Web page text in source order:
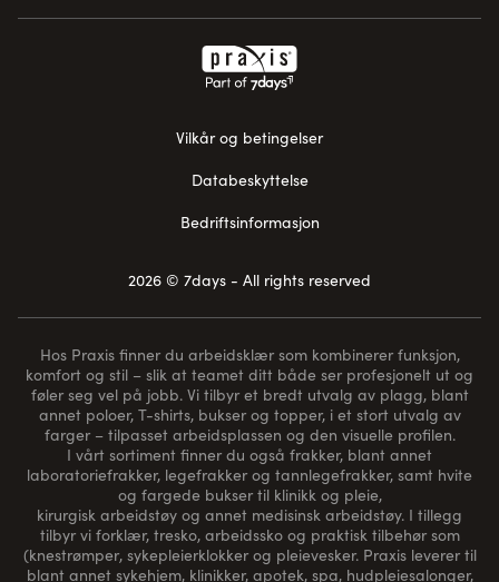
Vilkår og betingelser
Databeskyttelse
Bedriftsinformasjon
2026 © 7days - All rights reserved
Hos Praxis finner du arbeidsklær som kombinerer funksjon,
komfort og stil – slik at teamet ditt både ser profesjonelt ut og
føler seg vel på jobb. Vi tilbyr et bredt utvalg av plagg, blant
annet poloer, T-shirts, bukser og topper, i et stort utvalg av
farger – tilpasset arbeidsplassen og den visuelle profilen.
I vårt sortiment finner du også frakker, blant annet
laboratoriefrakker, legefrakker og tannlegefrakker, samt hvite
og fargede bukser til klinikk og pleie,
kirurgisk arbeidstøy og annet medisinsk arbeidstøy. I tillegg
tilbyr vi forklær, tresko, arbeidssko og praktisk tilbehør som
(knestrømper, sykepleierklokker og pleievesker. Praxis leverer til
blant annet sykehjem, klinikker, apotek, spa, hudpleiesalonger,